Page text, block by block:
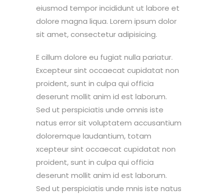
eiusmod tempor incididunt ut labore et
dolore magna liqua. Lorem ipsum dolor
sit amet, consectetur adipisicing.
E cillum dolore eu fugiat nulla pariatur.
Excepteur sint occaecat cupidatat non
proident, sunt in culpa qui officia
deserunt mollit anim id est laborum.
Sed ut perspiciatis unde omnis iste
natus error sit voluptatem accusantium
doloremque laudantium, totam
xcepteur sint occaecat cupidatat non
proident, sunt in culpa qui officia
deserunt mollit anim id est laborum.
Sed ut perspiciatis unde mnis iste natus